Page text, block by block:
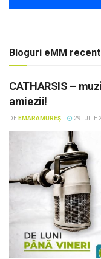
Bloguri eMM
CATHARSIS –
amiezii!
DE EMARAMUREȘ 29 IULIE